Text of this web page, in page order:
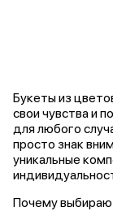
Букеты из
свои чувства и
для любого
просто знак
уникальные
Почему